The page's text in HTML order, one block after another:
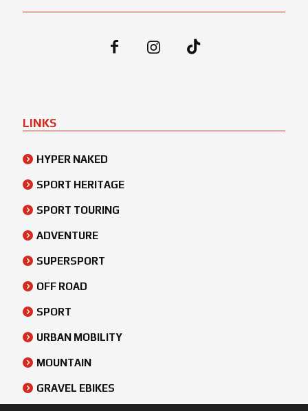
LINKS
HYPER NAKED
SPORT HERITAGE
SPORT TOURING
ADVENTURE
SUPERSPORT
OFF ROAD
SPORT
URBAN MOBILITY
MOUNTAIN
GRAVEL EBIKES